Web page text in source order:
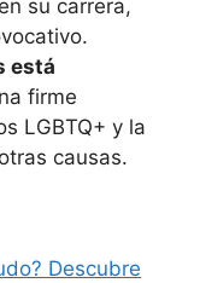
su carrera,
está
firme
LGBTQ+ y la
causas.
Descubre